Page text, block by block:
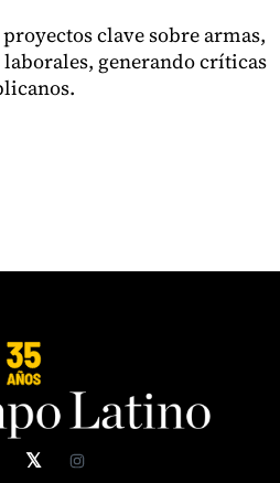
clave sobre armas,
generando críticas
𝕏 Instagram